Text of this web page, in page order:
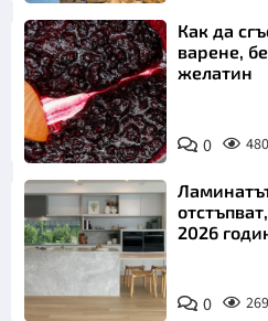
Как да
варене,
желатин
0
2026
0